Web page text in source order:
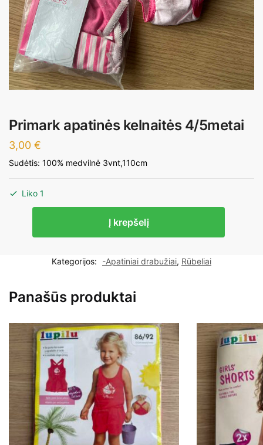
Primark apatinės kelnaitės 4/5metai
3,00 €
Sudėtis: 100% medvilnė 3vnt,110cm
Liko 1
Primark
Į krepšelį
Kategorijos: -Apatiniai drabužiai, Rūbeliai
Panašūs produktai